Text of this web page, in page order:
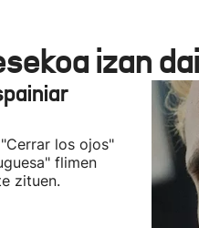
izan
los ojos"
flimen
zituen.